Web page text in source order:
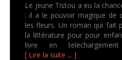
Le jeune Tistou a eu la
: il a le pouvoir magique de
les fleurs. Un roman qui fait
la littérature pour pour
livre en
[ Lire la suite ... ]